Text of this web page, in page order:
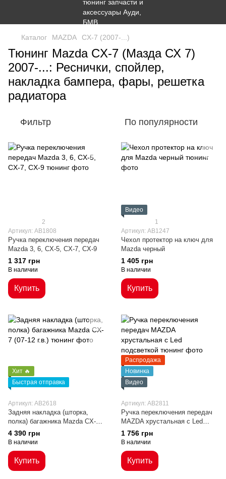
Каталог MAZDA CX-7 (2007-...)
Тюнинг Mazda CX-7 (Мазда СХ 7)
2007-...: Реснички, спойлер,
накладка бампера, фары, решетка
радиатора
Фильтр По популярности
2
Артикул: AB1808
Ручка переключения передач
Mazda 3, 6, CX-5, CX-7, CX-9
1 317 грн
В наличии
Купить
Видео
1
Артикул: AB1247
Чехол протектор на ключ для
Mazda черный
1 405 грн
В наличии
Купить
Хит 🔥
Быстрая отправка
Артикул: AB2618
Задняя накладка (шторка,
полка) багажника Mazda CX-7
(07-12 г.в.)
4 390 грн
В наличии
Купить
Распродажа
Новинка
Видео
Артикул: AB2811
Ручка переключения передач
MAZDA хрустальная с Led
подсветкой
1 756 грн
В наличии
Купить